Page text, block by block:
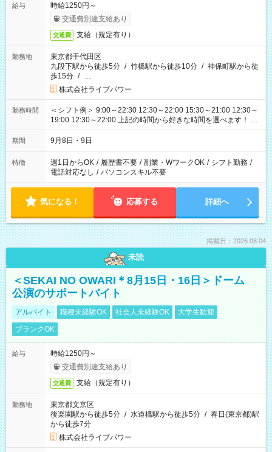
給与
時給1250円～
交通費別途支給あり
交通費 支給（規定有り）
勤務地
東京都千代田区
九段下駅から徒歩5分 / 竹橋駅から徒歩10分 / 神保町駅から徒
歩15分 / …
株式会社ライブパワー
勤務時間
＜シフト例＞ 9:00～22:30 12:30～22:00 15:30～21:00 12:30～
19:00 12:30～22:00 上記の時間から好きな時間を選べます！ ※
時間は変更となる可能性があります
期間 9月8日・9日
特徴 週1日からOK / 履歴書不要 / 副業・WワークOK / シフト勤務 /
電話対応なし / パソコンスキル不要
気になる！ 応募する 詳細へ
掲載日：2026.08.04
未読
＜SEKAI NO OWARI＊8月15日・16日＞ドーム
公演のサポートバイト
アルバイト 職種未経験OK 社会人未経験OK
大学生歓迎
ブランクOK
給与
時給1250円～
交通費別途支給あり
交通費 支給（規定有り）
勤務地
東京都文京区
後楽園駅から徒歩5分 / 水道橋駅から徒歩5分 / 春日(東京都)駅
から徒歩7分
株式会社ライブパワー